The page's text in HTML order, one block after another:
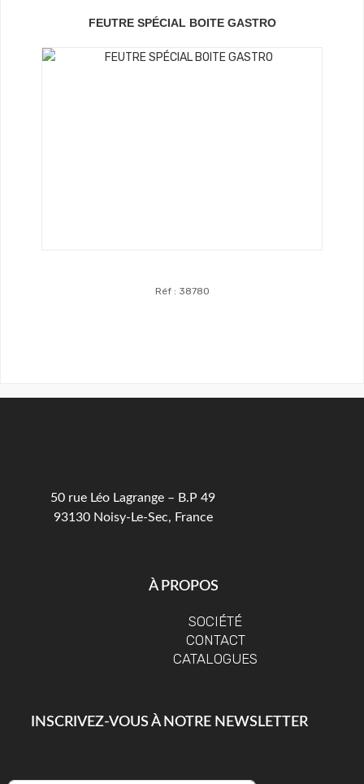
FEUTRE SPÉCIAL BOITE GASTRO
Réf : 38780
50 rue Léo Lagrange – B.P 49
93130 Noisy-Le-Sec, France
À PROPOS
SOCIÉTÉ
CONTACT
CATALOGUES
INSCRIVEZ-VOUS À NOTRE NEWSLETTER​